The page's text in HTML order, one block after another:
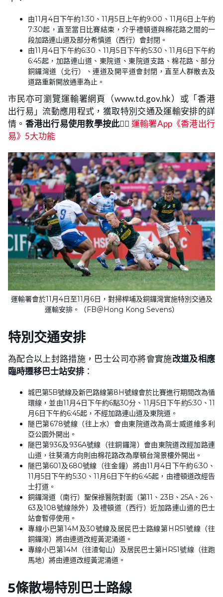
由11月4日下午約1:30、11月5日上午約9:00、11月6日上午約
7:30起，直至當日比賽結束，介乎禮頓道與棉花路之間的一
段加路連山道及部分希慎道（西行）會封閉。
由11月4日下午約6:30、11月5日下午約5:30、11月6日下午約
6:45起，加路連山道、東院道、東院道支路、棉花路、部分
銅鑼灣道（北行）、連道及開平道會封閉，直至人群散去及
道路重新開放通車為止。
市民亦可瀏覽運輸署網頁（www.td.gov.hk）或「香港
出行易」流動應用程式，獲取特別交通及運輸安排的詳
情。 香港出行易使用教學按此👉🏻 運輸署App《香港出行
易》5大功能
運輸署會於11月4日至11月6日，對掃桿埔及銅鑼灣實施特別交通及
運輸安排。（FB＠Hong Kong Sevens）
特別交通安排
為配合以上封路措施，巴士公司亦將會實施改道及相應
臨時遷移巴士站安排 ：
城巴第5B號線及新巴路線第8H號線會於比賽進行期間改為循
環線，並由11月4日下午約6點30分、11月5日下午約5:30、11
月6日下午約6:45起，不經加路連山道及東院道。
隧巴第678號線（往上水）會由東院道改為高士威道維多利
亞公園外開出。
隧巴第936及936A號線（往銅鑼灣）會由東院道改經加路連
山道，往葵涌方向則由棉花路改為摩頓台灣景樓外開出。
隧巴第601及680號線（往金鐘）將由11月4日下午約6:30、
11月5日下午約5:30、11月6日下午約6:45起，由禮頓道改經告
士打道。
銅鑼灣道（南行）聖保祿醫院對面（第11、23B、25A、26、
63及108號線除外）及禮頓道（西行）近加路連山道的巴士
站會暫停使用。
專線小巴第14M及30號線及居民巴士路線第HR51號線（往
銅鑼灣）將由連道改經黃泥涌道。
專線小巴第14M（往渣甸山）及居民巴士第HR51號線（往跑
馬地）將由連道改經黃泥涌道。
5條散場特別巴士路線